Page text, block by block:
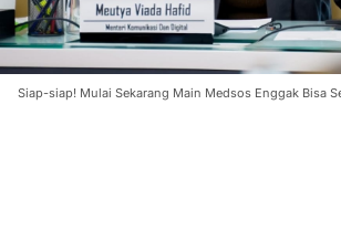
Siap-siap! Mulai Sekarang Main Medsos Enggak Bisa